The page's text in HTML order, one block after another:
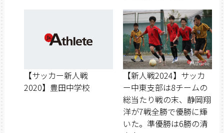
【サッカー新人戦
2020】豊田中学校
【新人戦2024】サッカ
ー中東支部は8チームの
総当たり戦の末、静岡翔
洋が7戦全勝で優勝に輝
いた。準優勝は6勝の清